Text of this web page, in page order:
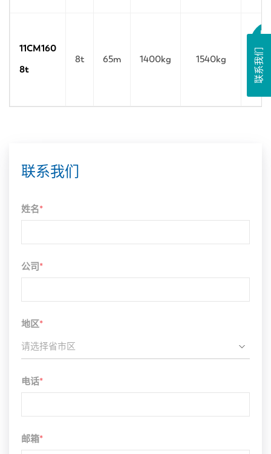
11CM160
8t
8t 65m 1400kg 1540kg
联系我们
姓名*
公司 *
地区*
请选择省市区
电话*
邮箱*
联系我们